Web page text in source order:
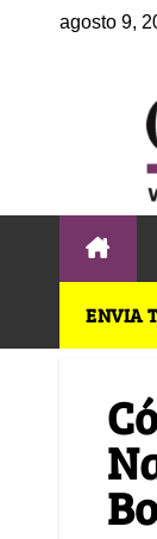
agosto 9,
ENVIA